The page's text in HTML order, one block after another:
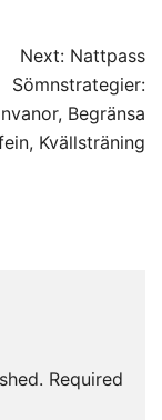
Next: Nattpass
Sömnstrategier:
Begränsa
Kvällsträning
Required